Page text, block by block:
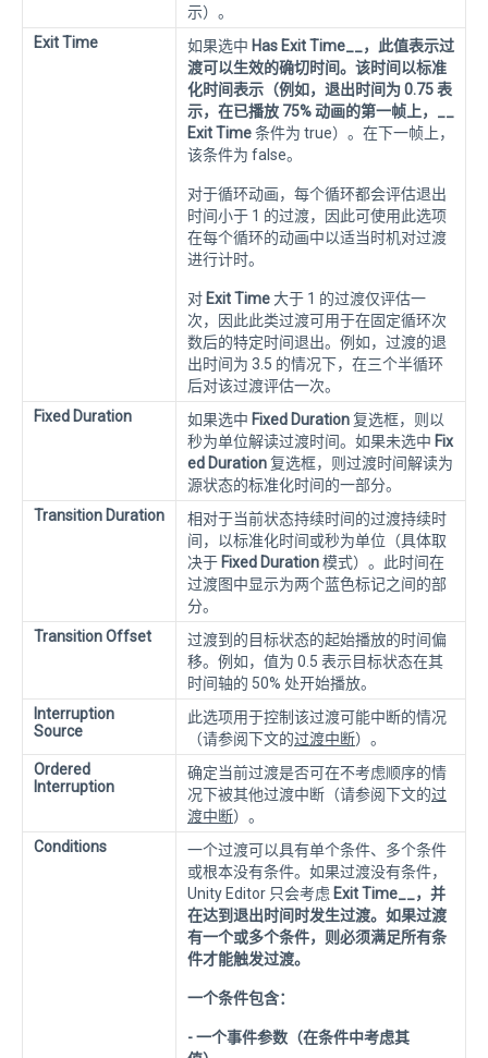
示）。
Exit Time
如果选中 Has Exit Time__，此值表示过
渡可以生效的确切时间。该时间以标准
化时间表示（例如，退出时间为 0.75 表
示，在已播放 75% 动画的第一帧上，__
Exit Time条件为 true）。在下一帧上，
该条件为 false。
对于循环动画，每个循环都会评估退出
时间小于 1 的过渡，因此可使用此选项
在每个循环的动画中以适当时机对过渡
进行计时。
对 Exit Time大于 1 的过渡仅评估一
次，因此此类过渡可用于在固定循环次
数后的特定时间退出。例如，过渡的退
出时间为 3.5 的情况下，在三个半循环
后对该过渡评估一次。
Fixed Duration
如果选中 Fixed Duration复选框，则以
秒为单位解读过渡时间。如果未选中 Fix
ed Duration复选框，则过渡时间解读为
源状态的标准化时间的一部分。
Transition Duration
相对于当前状态持续时间的过渡持续时
间，以标准化时间或秒为单位（具体取
决于 Fixed Duration模式）。此时间在
过渡图中显示为两个蓝色标记之间的部
分。
Transition Offset
过渡到的目标状态的起始播放的时间偏
移。例如，值为 0.5 表示目标状态在其
时间轴的 50% 处开始播放。
Interruption
Source
此选项用于控制该过渡可能中断的情况
（请参阅下文的过渡中断）。
Ordered
Interruption
确定当前过渡是否可在不考虑顺序的情
况下被其他过渡中断（请参阅下文的过
渡中断）。
Conditions
一个过渡可以具有单个条件、多个条件
或根本没有条件。如果过渡没有条件，
Unity Editor 只会考虑 Exit Time__，并
在达到退出时间时发生过渡。如果过渡
有一个或多个条件，则必须满足所有条
件才能触发过渡。
一个条件包含：
- 一个事件参数（在条件中考虑其